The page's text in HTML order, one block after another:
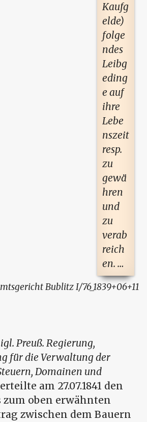
Kaufg
elde)
folge
ndes
Leibg
eding
e auf
ihre
Lebe
nszeit
resp.
zu
gewä
hren
und
zu
verab
reich
en. …
Bublitz I/76_1839+06+11
Preuß. Regierung,
für die Verwaltung der
Domainen und
erteilte am 27.07.1841 den
zum oben erwähnten
zwischen dem Bauern